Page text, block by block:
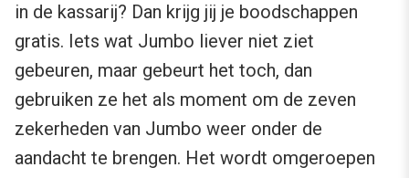
in de kassarij? Dan krijg jij je boodschappen
gratis. Iets wat Jumbo liever niet ziet
gebeuren, maar gebeurt het toch, dan
gebruiken ze het als moment om de zeven
zekerheden van Jumbo weer onder de
aandacht te brengen. Het wordt omgeroepen